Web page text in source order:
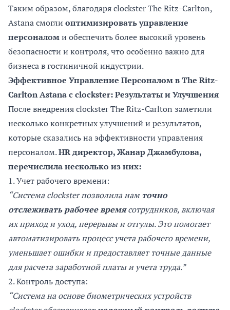
Таким образом, благодаря clockster The Ritz-Carlton,
Astana смогли оптимизировать управление
персоналоми обеспечить более высокий уровень
безопасности и контроля, что особенно важно для
бизнеса в гостиничной индустрии.
Эффективное Управление Персоналом в The Ritz-
Carlton Astanaс clockster: Результаты и Улучшения
После внедрения clockster The Ritz-Carlton заметили
несколько конкретных улучшений и результатов,
которые сказались на эффективности управления
персоналом.HR директор, Жанар Джамбулова,
перечислила несколько из них:
1. Учет рабочего времени:
“Система clockster позволила нам точно
отслеживать рабочее времясотрудников, включая
их приход и уход, перерывы и отгулы. Это помогает
автоматизировать процесс учета рабочего времени,
уменьшает ошибки и предоставляет точные данные
для расчета заработной платы и учета труда.”
2. Контроль доступа:
“Система на основе биометрических устройств